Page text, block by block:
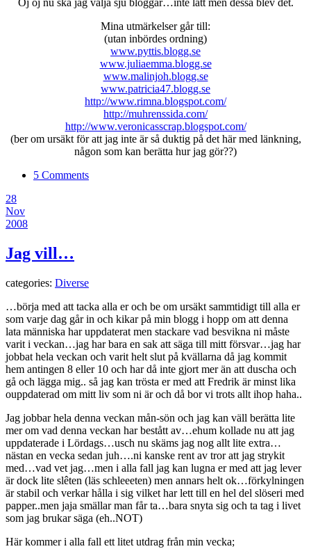
Mina utmärkelser går till:
(utan inbördes ordning)
www.pyttis.blogg.se
www.juliaemma.blogg.se
www.malinjoh.blogg.se
www.patricia47.blogg.se
http://www.rimna.blogspot.com/
http://muhrenssida.com/
http://www.veronicasscrap.blogspot.com/
(ber om ursäkt för att jag inte är så duktig på det här med länkning,
någon som kan berätta hur jag gör??)
5 Comments
28
Nov
2008
Jag vill…
categories: Diverse
…börja med att tacka alla er och be om ursäkt sammtidigt till alla er
som varje dag går in och kikar på min blogg i hopp om att denna
lata människa har uppdaterat men stackare vad besvikna ni måste
varit i veckan…jag har bara en sak att säga till mitt försvar…jag har
jobbat hela veckan och varit helt slut på kvällarna då jag kommit
hem antingen 8 eller 10 och har då inte gjort mer än att duscha och
gå och lägga mig.. så jag kan trösta er med att Fredrik är minst lika
ouppdaterad om mitt liv som ni är och då bor vi trots allt ihop haha..
Jag jobbar hela denna veckan mån-sön och jag kan väll berätta lite
mer om vad denna veckan har bestått av…ehum kollade nu att jag
uppdaterade i Lördags…usch nu skäms jag nog allt lite extra…
nästan en vecka sedan juh….ni kanske rent av tror att jag strykit
med…vad vet jag…men i alla fall jag kan lugna er med att jag lever
är dock lite slêten (läs schleeeten) men annars helt ok…förkylningen
är stabil och verkar hålla i sig vilket har lett till en hel del slöseri med
papper..men jaja smällar man får ta…bara snyta sig och ta tag i livet
som jag brukar säga (eh..NOT)
Här kommer i alla fall ett litet utdrag från min vecka;